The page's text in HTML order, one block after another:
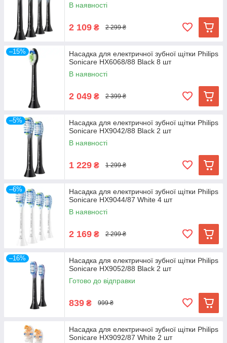
В наявності
2 109 ₴ 2 299 ₴
–15%
Насадка для електричної зубної щітки Philips
Sonicare HX6068/88 Black 8 шт
В наявності
2 049 ₴ 2 399 ₴
–5%
Насадка для електричної зубної щітки Philips
Sonicare HX9042/88 Black 2 шт
В наявності
1 229 ₴ 1 299 ₴
–6%
Насадка для електричної зубної щітки Philips
Sonicare HX9044/87 White 4 шт
В наявності
2 169 ₴ 2 299 ₴
–16%
Насадка для електричної зубної щітки Philips
Sonicare HX9052/88 Black 2 шт
Готово до відправки
839 ₴ 999 ₴
Насадка для електричної зубної щітки Philips
Sonicare HX9092/87 White 2 шт